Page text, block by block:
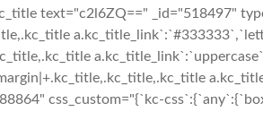
text="c2l6ZQ==" _id="518497"
css_custom="{`kc-